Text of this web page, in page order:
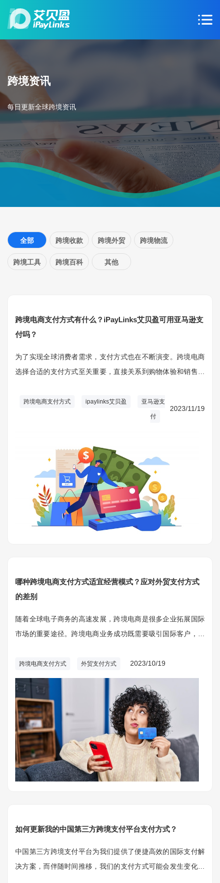
跨境资讯
每日更新全球跨境资讯
全部 跨境收款 跨境外贸 跨境物流
跨境工具 跨境百科 其他
跨境电商支付方式有什么？iPayLinks艾贝盈可用亚马逊支
付吗？
为了实现全球消费者需求，支付方式也在不断演变。跨境电商
选择合适的支付方式至关重要，直接关系到购物体验和销售转
提供多种支付方式，并和一些常见的跨境电商协作。
跨境电商支付方式 ipaylinks艾贝盈 亚马逊支
付
2023/11/19
哪种跨境电商支付方式适宜经营模式？应对外贸支付方式
的差别
随着全球电子商务的高速发展，跨境电商是很多企业拓展国际
市场的重要途径。跨境电商业务成功既需要吸引国际客户，还
跨境电商支付方式 外贸支付方式 2023/10/19
如何更新我的中国第三方跨境支付平台支付方式？
中国第三方跨境支付平台为我们提供了便捷高效的国际支付解
决方案，而伴随时间推移，我们的支付方式可能会发生变化。